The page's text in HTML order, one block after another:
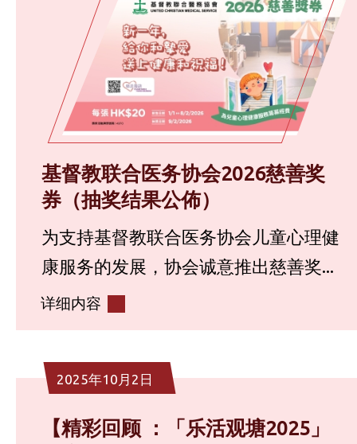
基督教联合医务协会2026慈善奖
券（抽奖结果公佈）
为支持基督教联合医务协会儿童心理健
康服务的发展，协会诚意推出慈善奖...
详细内容
2025年10月2日
【精彩回顾 ：「乐活观塘2025」